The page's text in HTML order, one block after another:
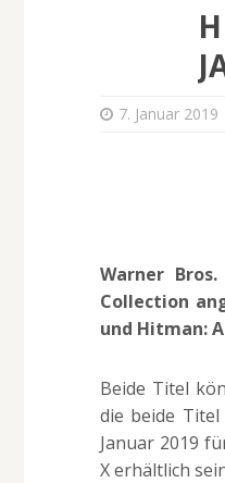
7. Januar 2019
Warner
Collection
und Hitman:
Beide Titel
die beide Titel
Januar 2019
X erhältlich